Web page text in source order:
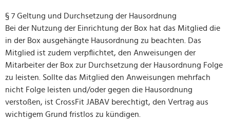
§ 7 Geltung und Durchsetzung der Hausordnung
Bei der Nutzung der Einrichtung der Box hat das Mitglied die
in der Box ausgehängte Hausordnung zu beachten. Das
Mitglied ist zudem verpflichtet, den Anweisungen der
Mitarbeiter der Box zur Durchsetzung der Hausordnung Folge
zu leisten. Sollte das Mitglied den Anweisungen mehrfach
nicht Folge leisten und/oder gegen die Hausordnung
verstoßen, ist CrossFit JABAV berechtigt, den Vertrag aus
wichtigem Grund fristlos zu kündigen.